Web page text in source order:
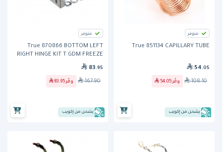
متوفر
True 851134 CAPILLARY TUBE
54 .05
108.10 وفّر 54.05
يشحن من إكويب
متوفر
True 870866 BOTTOM LEFT
RIGHT HINGE KIT T GDM FREEZE
83 .95
167.90 وفّر 83.95
يشحن من إكويب